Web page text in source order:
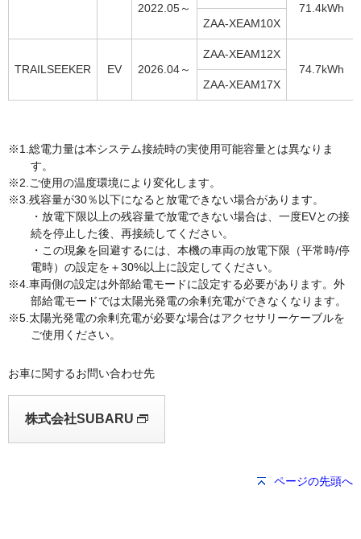
2022.05～
71.4kWh
ZAA-XEAM10X
TRAILSEEKER EV 2026.04～
ZAA-XEAM12X
74.7kWh
ZAA-XEAM17X
総電力量は本システム接続時の実使用可能容量とは異なりま
す。
ご使用の温度環境により変化します。
残容量が30％以下になると放電できない場合があります。
・放電下限以上の残容量で放電できない場合は、一度EVとの接
続を停止した後、再接続してください。
・この現象を回避するには、本機の車両の放電下限（平常時/停
電時）の設定を＋30%以上に設定してください。
車両側の設定は外部給電モードに設定する必要があります。外
部給電モードでは太陽光発電の余剰充電ができなくなります。
太陽光発電の余剰充電が必要な場合はアクセサリーケーブルを
ご使用ください。
お車に関するお問い合わせ先
株式会社SUBARU
ページの先頭へ